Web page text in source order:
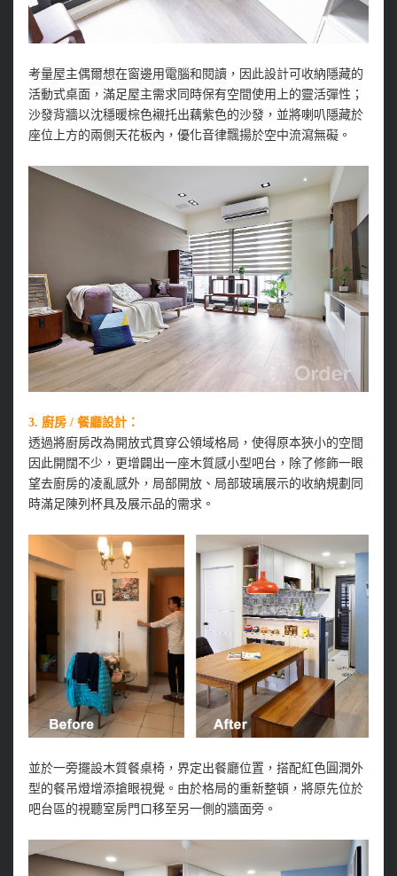
考量屋主偶爾想在窗邊用電腦和閱讀，因此設計可收納隱藏的
活動式桌面，滿足屋主需求同時保有空間使用上的靈活彈性；
沙發背牆以沈穩暖棕色襯托出藕紫色的沙發，並將喇叭隱藏於
座位上方的兩側天花板內，優化音律飄揚於空中流瀉無礙。
3. 廚房 / 餐廳設計：
透過將廚房改為開放式貫穿公領域格局，使得原本狹小的空間
因此開闊不少，更增闢出一座木質感小型吧台，除了修飾一眼
望去廚房的凌亂感外，局部開放、局部玻璃展示的收納規劃同
時滿足陳列杯具及展示品的需求。
並於一旁擺設木質餐桌椅，界定出餐廳位置，搭配紅色圓潤外
型的餐吊燈增添搶眼視覺。由於格局的重新整頓，將原先位於
吧台區的視聽室房門口移至另一側的牆面旁。